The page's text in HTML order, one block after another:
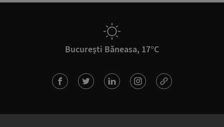
București Băneasa, 17°C